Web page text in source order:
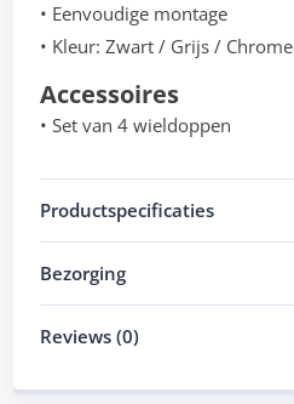
• Eenvoudige montage
• Kleur: Zwart / Grijs / Chrome
Accessoires
• Set van 4 wieldoppen
Productspecificaties
Bezorging
Reviews (0)